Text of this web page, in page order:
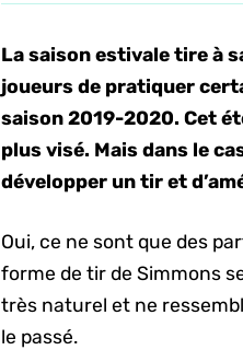
La saison estivale tire à
joueurs de pratiquer
saison 2019-2020. Cet
plus visé. Mais dans le
développer un tir et
Oui, ce ne sont que des
forme de tir de Simmons
très naturel et ne
le passé.